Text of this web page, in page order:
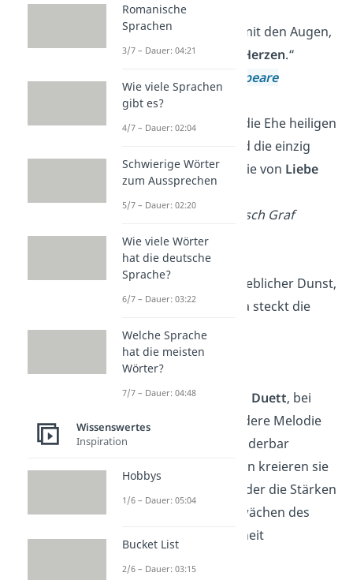
„Liebe sieht nicht mit den Augen,
sondern mit dem
Herzen.“
William Shakespeare
„Das einzige, was die Ehe heiligen
kann, ist Liebe, und die einzig
echte Ehe ist die, die von Liebe
geheiligt
— Lew Nikolajewitsch Graf
Tolstoi
„Die Liebe, welch lieblicher Dunst,
doch in der
, da steckt die
Kunst.“
—Theodor Storm
„Die Ehe ist wie ein Duett, bei
dem jeder eine andere Melodie
spielt, die sich wunderbar
ergänzt. Zusammen kreieren sie
, in der die Stärken
des Einen die Schwächen des
Anderen in Schönheit
Romanische
Sprachen
3/7 – Dauer: 04:21
Wie viele Sprachen
gibt es?
4/7 – Dauer: 02:04
Schwierige Wörter
zum Aussprechen
5/7 – Dauer: 02:20
Wie viele Wörter
hat die deutsche
Sprache?
6/7 – Dauer: 03:22
Welche Sprache
hat die meisten
Wörter?
7/7 – Dauer: 04:48
Wissenswertes
Inspiration
Hobbys
1/6 – Dauer: 05:04
Bucket List
2/6 – Dauer: 03:15